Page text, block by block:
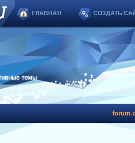
ГЛАВНАЯ СОЗДАТЬ
темы